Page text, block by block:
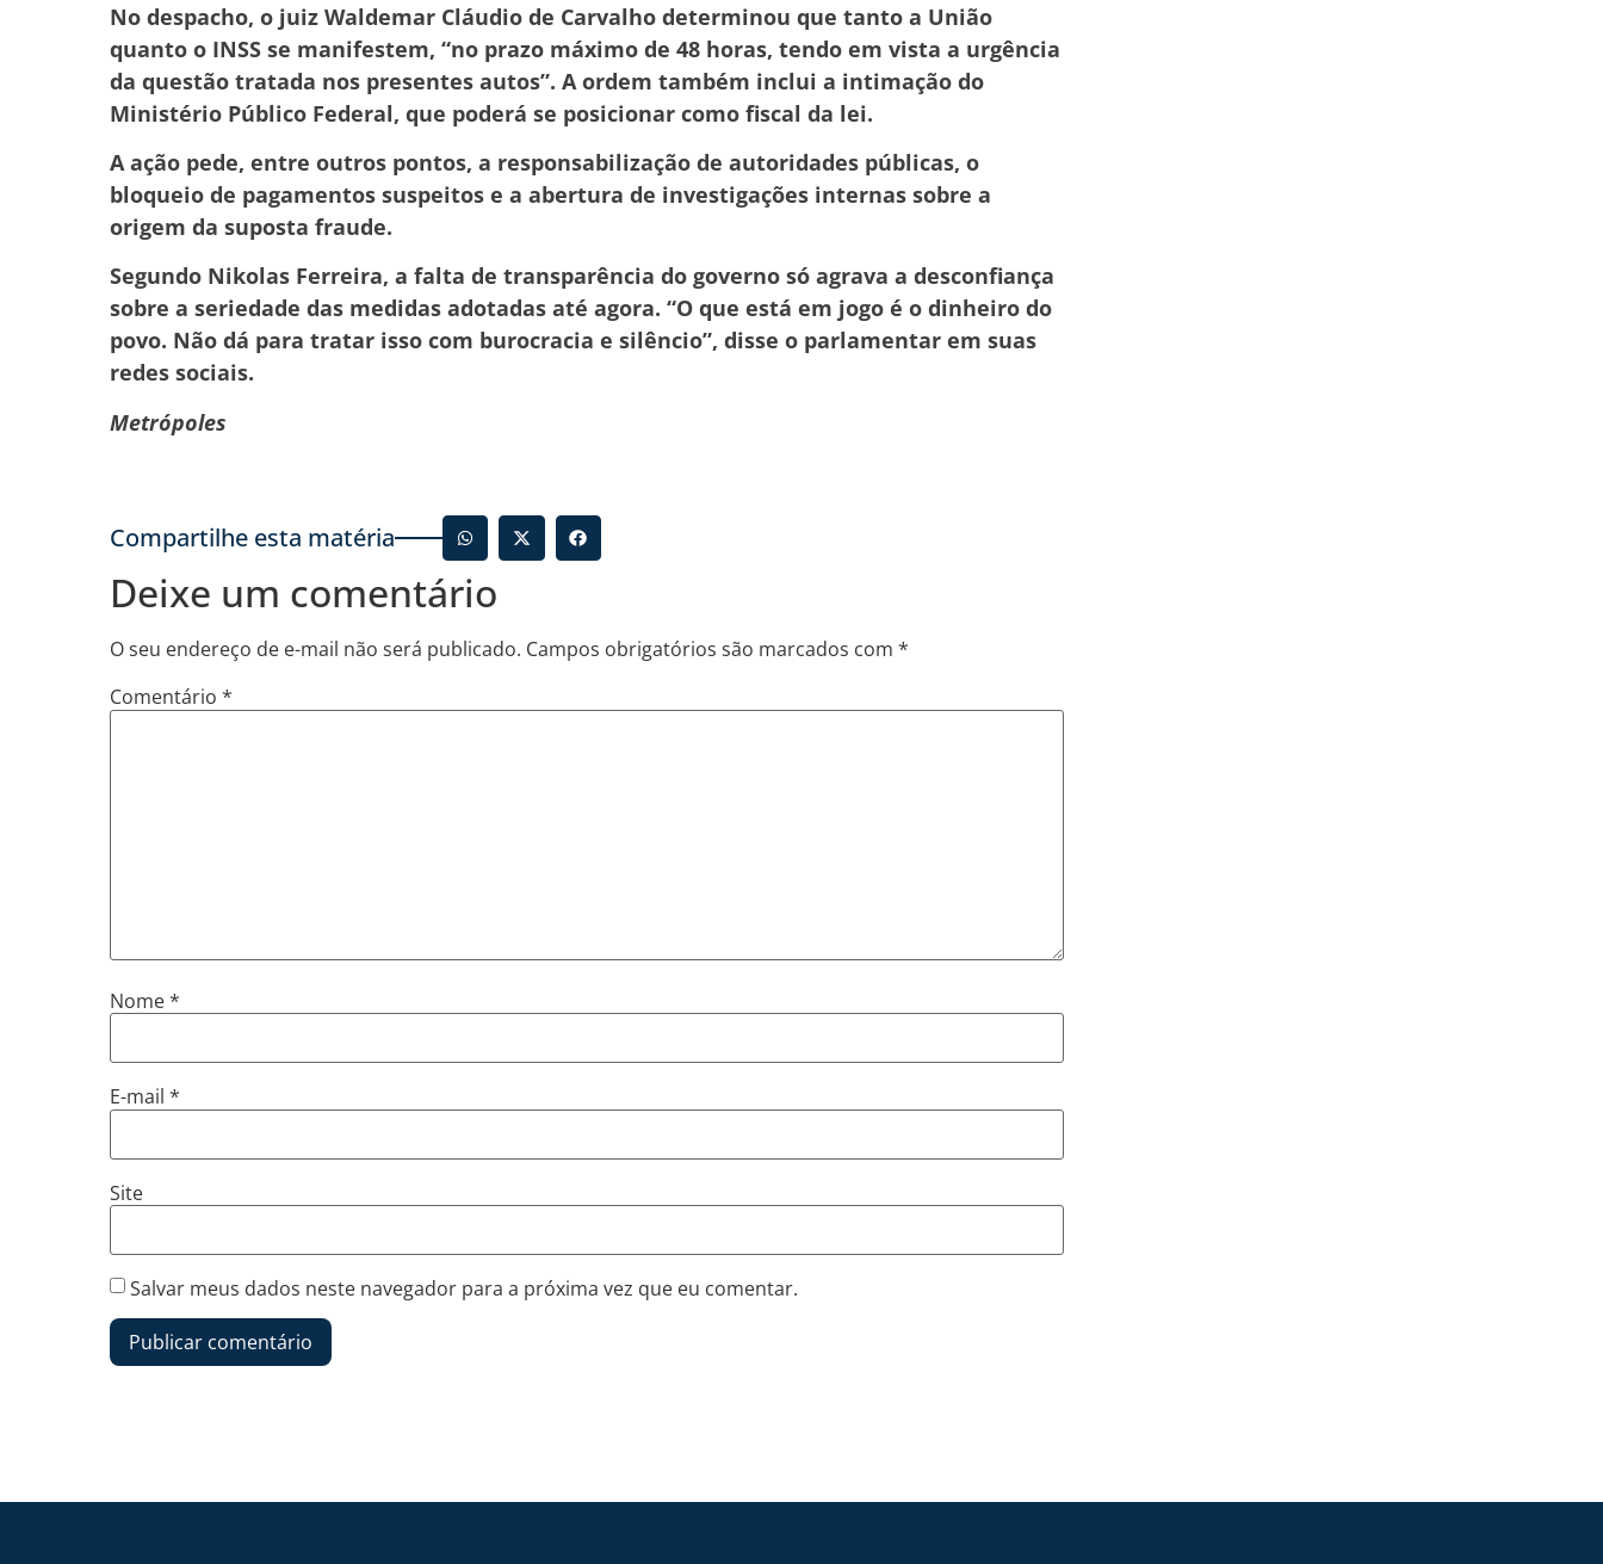
No despacho, o juiz Waldemar Cláudio de Carvalho determinou que tanto a União
quanto o INSS se manifestem, “no prazo máximo de 48 horas, tendo em vista a urgência
da questão tratada nos presentes autos”. A ordem também inclui a intimação do
Ministério Público Federal, que poderá se posicionar como fiscal da lei.
A ação pede, entre outros pontos, a responsabilização de autoridades públicas, o
bloqueio de pagamentos suspeitos e a abertura de investigações internas sobre a
origem da suposta fraude.
Segundo Nikolas Ferreira, a falta de transparência do governo só agrava a desconfiança
sobre a seriedade das medidas adotadas até agora. “O que está em jogo é o dinheiro do
povo. Não dá para tratar isso com burocracia e silêncio”, disse o parlamentar em suas
redes sociais.
Metrópoles
Compartilhe esta matéria
Deixe um comentário
O seu endereço de e-mail não será publicado. Campos obrigatórios são marcados com *
Comentário *
Nome*
E-mail *
Site
Salvar meus dados neste navegador para a próxima vez que eu comentar.